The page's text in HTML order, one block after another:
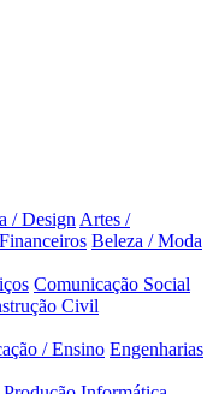
/ Design Artes /
Beleza / Moda
Comunicação Social
Civil
/ Ensino Engenharias